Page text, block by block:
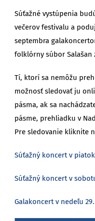
Súťažné vystúpenia
večerov festivalu a
septembra
folklórny súbor Salašan
Tí, ktorí sa nemôžu
možnosť sledovať ju
pásma, ak sa
pásme, prehliadku v
Pre sledovanie kliknite
Súťažný koncert v
Súťažný koncert v
Galakoncert v nedeľu